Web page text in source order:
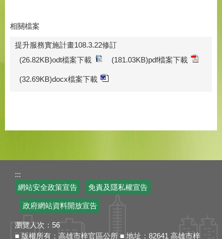
相關檔案
提升服務實施計畫108.3.22修訂
(26.82KB)odt檔案下載
(181.03KB)pdf檔案下載
(32.69KB)docx檔案下載
:::
網站安全政策宣告
免責及隱私權宣告
政府網站資料開放宣告
瀏覽人次： 56
■ 版權所有：高雄市梓官區公所 ■ 地址：82641 高雄市梓